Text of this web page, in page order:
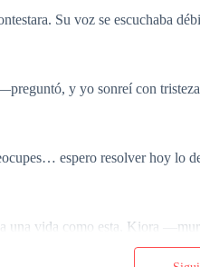
Su voz se escuchaba
y yo sonreí con
espero resolver hoy lo
una vida como esta, Kiora